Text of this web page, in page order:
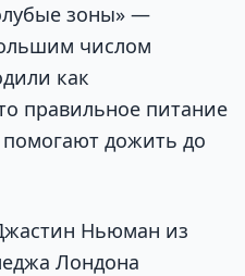
зоны» —
числом
как
правильное питание
дожить до
Ньюман из
Лондона